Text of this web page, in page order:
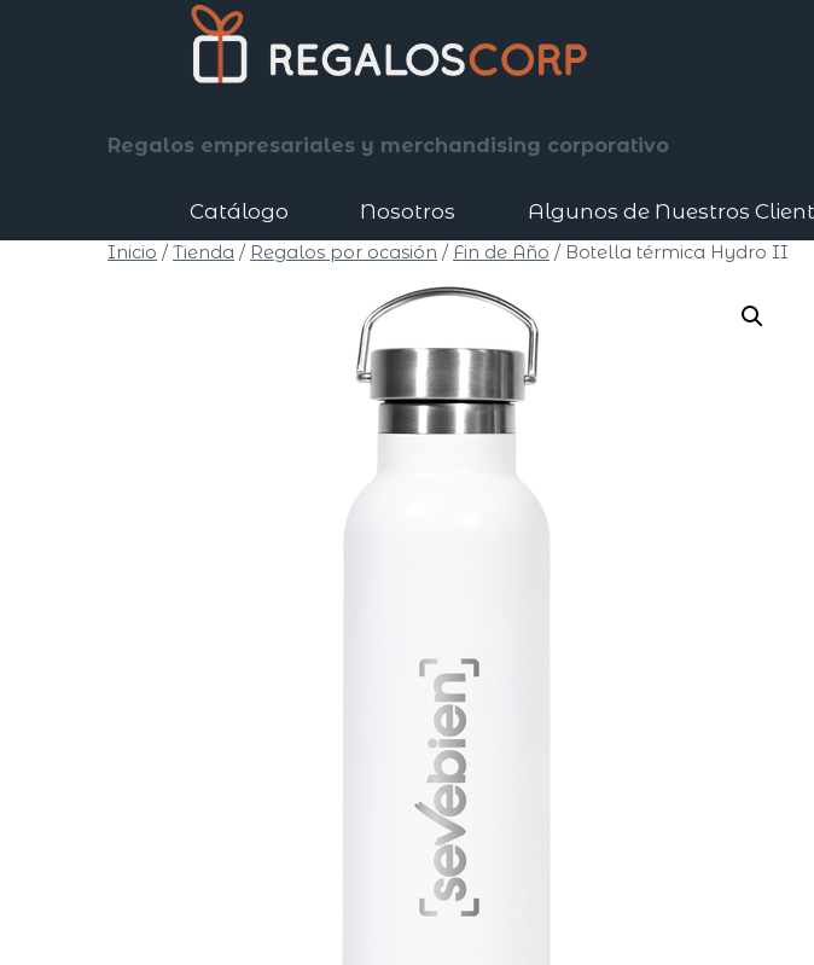
Regalos empresariales y merchandising corporativo
Catálogo Nosotros Algunos de Nuestros
Inicio / Tienda / Regalos por ocasión / Fin de Año / Botella térmica Hydro II